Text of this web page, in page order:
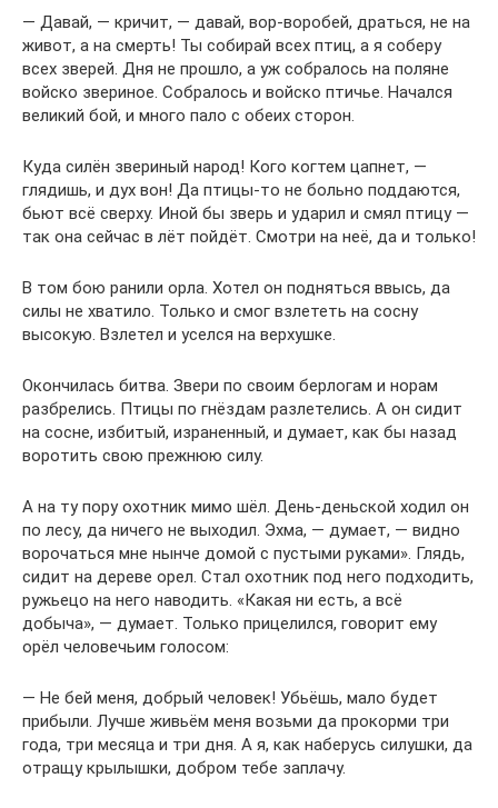
— Давай, — кричит, — давай, вор-воробей, драться, не на
живот, а на смерть! Ты собирай всех птиц, а я соберу
всех зверей. Дня не прошло, а уж собралось на поляне
войско звериное. Собралось и войско птичье. Начался
великий бой, и много пало с обеих сторон.
Куда силён звериный народ! Кого когтем цапнет, —
глядишь, и дух вон! Да птицы-то не больно поддаются,
бьют всё сверху. Иной бы зверь и ударил и смял птицу —
так она сейчас в лёт пойдёт. Смотри на неё, да и только!
В том бою ранили орла. Хотел он подняться ввысь, да
силы не хватило. Только и смог взлететь на сосну
высокую. Взлетел и уселся на верхушке.
Окончилась битва. Звери по своим берлогам и норам
разбрелись. Птицы по гнёздам разлетелись. А он сидит
на сосне, избитый, израненный, и думает, как бы назад
воротить свою прежнюю силу.
А на ту пору охотник мимо шёл. День-деньской ходил он
по лесу, да ничего не выходил. Эхма, — думает, — видно
ворочаться мне нынче домой с пустыми руками». Глядь,
сидит на дереве орел. Стал охотник под него подходить,
ружьецо на него наводить. «Какая ни есть, а всё
добыча», — думает. Только прицелился, говорит ему
орёл человечьим голосом:
— Не бей меня, добрый человек! Убьёшь, мало будет
прибыли. Лучше живьём меня возьми да прокорми три
года, три месяца и три дня. А я, как наберусь силушки, да
отращу крылышки, добром тебе заплачу.